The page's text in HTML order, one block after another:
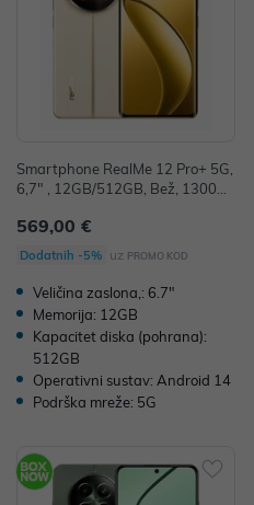
Smartphone RealMe 12 Pro+ 5G,
6,7" , 12GB/512GB, Bež, 130010
569,00 €
Dodatnih -5% uz PROMO KOD
Veličina zaslona,: 6.7"
Memorija: 12GB
Kapacitet diska (pohrana):
512GB
Operativni sustav: Android 14
Podrška mreže: 5G